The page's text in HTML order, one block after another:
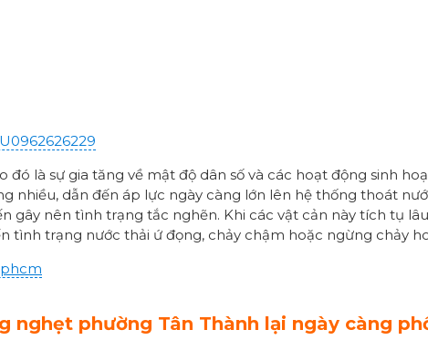
là sự gia tăng về mật độ dân số và các hoạt động sinh
nhiều, dẫn đến áp lực ngày càng lớn lên hệ thống thoát
gây nên tình trạng tắc nghẽn. Khi các vật cản này tích tụ
tình trạng nước thải ứ đọng, chảy chậm hoặc ngừng chảy
nghẹt phường Tân Thành lại ngày càng